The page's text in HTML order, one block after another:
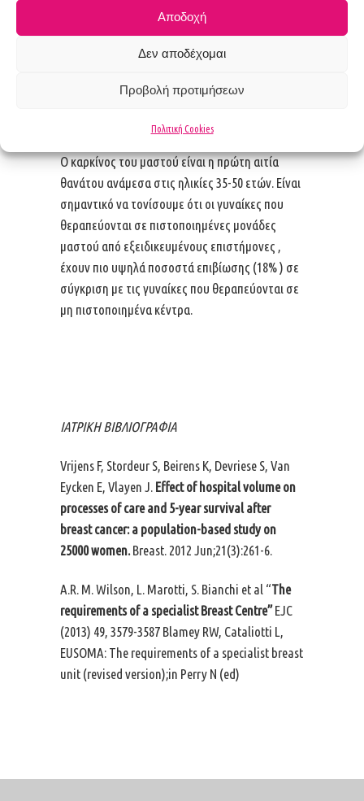
Αποδοχή
Δεν αποδέχομαι
Προβολή προτιμήσεων
Πολιτική Cookies
Γιατί είναι σημαντικό μία γυναίκα με καρκίνο
Μαστού και να χειρουργείται από
εξειδικευμένο χειρουργό μαστού?
Ο καρκίνος του μαστού είναι η πρώτη αιτία
θανάτου ανάμεσα στις ηλικίες 35-50 ετών. Είναι
σημαντικό να τονίσουμε ότι οι γυναίκες που
θεραπεύονται σε πιστοποιημένες μονάδες
μαστού από εξειδικευμένους επιστήμονες ,
έχουν πιο υψηλά ποσοστά επιβίωσης (18% ) σε
σύγκριση με τις γυναίκες που θεραπεύονται σε
μη πιστοποιημένα κέντρα.
ΙΑΤΡΙΚΗ ΒΙΒΛΙΟΓΡΑΦΙΑ
Vrijens F, Stordeur S, Beirens K, Devriese S, Van
Eycken E, Vlayen J. Effect of hospital volume on
processes of care and 5-year survival after
breast cancer: a population-based study on
25000 women.Breast. 2012 Jun;21(3):261-6.
A.R. M. Wilson, L. Marotti, S. Bianchi et al “The
requirements of a specialist Breast Centre”EJC
(2013) 49, 3579-3587 Blamey RW, Cataliotti L,
EUSOMA: The requirements of a specialist breast
unit (revised version);in Perry N (ed)